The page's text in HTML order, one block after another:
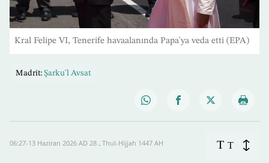
Kral Felipe VI, Tenerife havaalanında Papa'ya veda etti (EPA)
Madrit: Şarku'l Avsat
06:27-13 Haziran 2026 AD ـ 28 Thul-Hijjah 1447 AH T T